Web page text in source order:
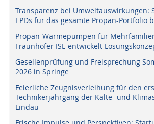
Transparenz bei Umweltauswirkungen:
EPDs für das gesamte Propan-Portfolio
Propan-Wärmepumpen für
Fraunhofer ISE entwickelt
Gesellenprüfung und Freisprechung
2026 in Springe
Feierliche Zeugnisverleihung für den
Technikerjahrgang der Kälte- und
Lindau